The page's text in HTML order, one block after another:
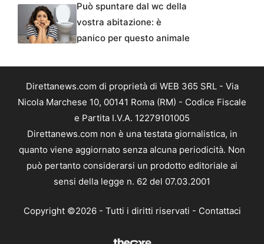
Può spuntare dal wc della
vostra abitazione: è
panico per questo animale
Direttanews.com di proprietà di WEB 365 SRL - Via
Nicola Marchese 10, 00141 Roma (RM) - Codice Fiscale
e Partita I.V.A. 12279101005
Direttanews.com non è una testata giornalistica, in
quanto viene aggiornato senza alcuna periodicità. Non
può pertanto considerarsi un prodotto editoriale ai
sensi della legge n. 62 del 07.03.2001
Copyright ©2026 - Tutti i diritti riservati - Contattaci